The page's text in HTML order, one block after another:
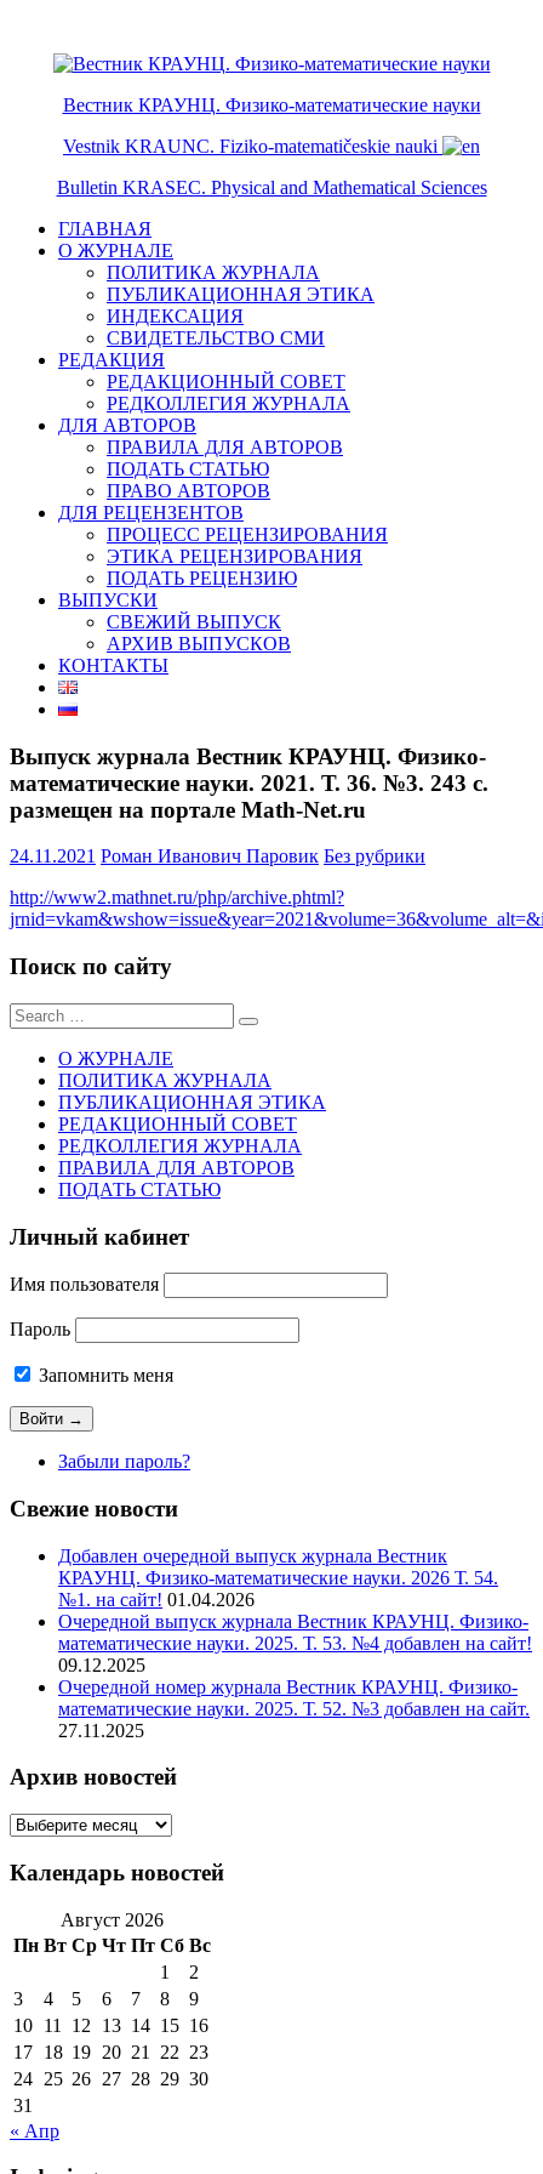
Вестник КРАУНЦ. Физико-математические науки
Vestnik KRAUNC. Fiziko-matematičeskie nauki
Bulletin KRASEC. Physical and Mathematical Sciences
ГЛАВНАЯ
О ЖУРНАЛЕ
ПОЛИТИКА ЖУРНАЛА
ПУБЛИКАЦИОННАЯ ЭТИКА
ИНДЕКСАЦИЯ
СВИДЕТЕЛЬСТВО СМИ
РЕДАКЦИЯ
РЕДАКЦИОННЫЙ СОВЕТ
РЕДКОЛЛЕГИЯ ЖУРНАЛА
ДЛЯ АВТОРОВ
ПРАВИЛА ДЛЯ АВТОРОВ
ПОДАТЬ СТАТЬЮ
ПРАВО АВТОРОВ
ДЛЯ РЕЦЕНЗЕНТОВ
ПРОЦЕСС РЕЦЕНЗИРОВАНИЯ
ЭТИКА РЕЦЕНЗИРОВАНИЯ
ПОДАТЬ РЕЦЕНЗИЮ
ВЫПУСКИ
СВЕЖИЙ ВЫПУСК
АРХИВ ВЫПУСКОВ
КОНТАКТЫ
Выпуск журнала Вестник КРАУНЦ. Физико-
математические науки. 2021. Т. 36. №3. 243 с.
размещен на портале Math-Net.ru
24.11.2021 Роман Иванович Паровик Без рубрики
http://www2.mathnet.ru/php/archive.phtml?
Поиск по сайту
Sear
for:
О ЖУРНАЛЕ
ПОЛИТИКА ЖУРНАЛА
ПУБЛИКАЦИОННАЯ ЭТИКА
РЕДАКЦИОННЫЙ СОВЕТ
РЕДКОЛЛЕГИЯ ЖУРНАЛА
ПРАВИЛА ДЛЯ АВТОРОВ
ПОДАТЬ СТАТЬЮ
Личный кабинет
Имя пользователя
Пароль
Запомнить меня
Забыли пароль?
Свежие новости
Добавлен очередной выпуск журнала Вестник
КРАУНЦ. Физико-математические науки. 2026 Т. 54.
№1. на сайт! 01.04.2026
Очередной выпуск журнала Вестник КРАУНЦ. Физико-
математические науки. 2025. Т. 53. №4 добавлен на сайт!
09.12.2025
Очередной номер журнала Вестник КРАУНЦ. Физико-
математические науки. 2025. Т. 52. №3 добавлен на сайт.
27.11.2025
Архив новостей
Архив
Календарь новостей
Август 2026
Пн Вт Ср Чт Пт Сб Вс
1
2
3
4 5 6 7 8
9
10 11 12 13 14 15 16
17 18 19 20 21 22 23
24 25 26 27 28 29 30
31
« Апр